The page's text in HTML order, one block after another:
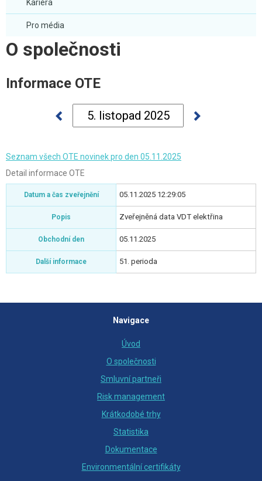
Kariéra
Pro média
O společnosti
Informace OTE
Seznam všech OTE novinek pro den 05.11.2025
Detail informace OTE
Datum a čas zveřejnění 05.11.2025 12:29:05
Popis Zveřejněná data VDT elektřina
Obchodní den 05.11.2025
Další informace 51. perioda
Navigace
Úvod
O společnosti
Smluvní partneři
Risk management
Krátkodobé trhy
Statistika
Dokumentace
Environmentální certifikáty